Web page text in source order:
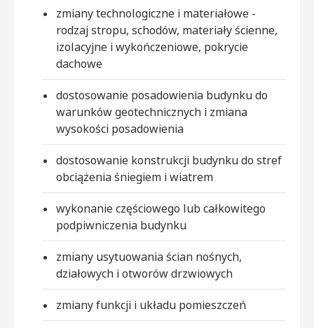
zmiany technologiczne i materiałowe -
rodzaj stropu, schodów, materiały ścienne,
izolacyjne i wykończeniowe, pokrycie
dachowe
dostosowanie posadowienia budynku do
warunków geotechnicznych i zmiana
wysokości posadowienia
dostosowanie konstrukcji budynku do stref
obciążenia śniegiem i wiatrem
wykonanie częściowego lub całkowitego
podpiwniczenia budynku
zmiany usytuowania ścian nośnych,
działowych i otworów drzwiowych
zmiany funkcji i układu pomieszczeń